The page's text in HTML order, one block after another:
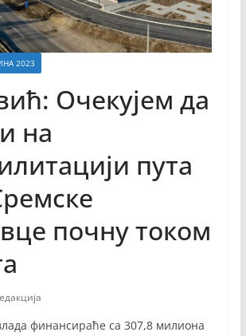
2023
Очекујем да
на
пута
почну током
финансираће са 307,8 милиона